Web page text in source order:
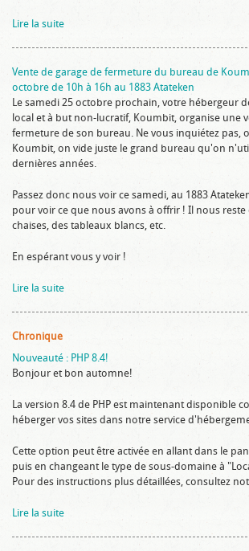
Lire la suite
Vente de garage de fermeture du bureau de
octobre de 10h à 16h au 1883 Atateken
Le samedi 25 octobre prochain, votre hébergeur
local et à but non-lucratif, Koumbit, organise une
fermeture de son bureau. Ne vous inquiétez pas,
Koumbit, on vide juste le grand bureau qu'on
dernières années.
Passez donc nous voir ce samedi, au 1883
pour voir ce que nous avons à offrir ! Il nous reste
chaises, des tableaux blancs, etc.
En espérant vous y voir !
Lire la suite
Chronique
Nouveauté : PHP 8.4!
Bonjour et bon automne!
La version 8.4 de PHP est maintenant disponible
héberger vos sites dans notre service
Cette option peut être activée en allant dans le
puis en changeant le type de sous-domaine à
Pour des instructions plus détaillées, consultez
Lire la suite